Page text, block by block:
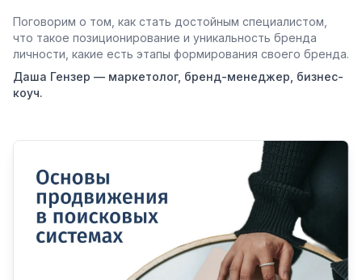
Поговорим о том, как стать достойным специалистом,
что такое позиционирование и уникальность бренда
личности, какие есть этапы формирования своего бренда.
Даша Гензер — маркетолог, бренд-менеджер, бизнес-
коуч.